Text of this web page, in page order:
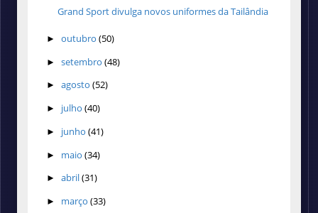
Grand Sport divulga novos uniformes da Tailândia
► outubro (50)
► setembro (48)
► agosto (52)
► julho (40)
► junho (41)
► maio (34)
► abril(31)
► março (33)